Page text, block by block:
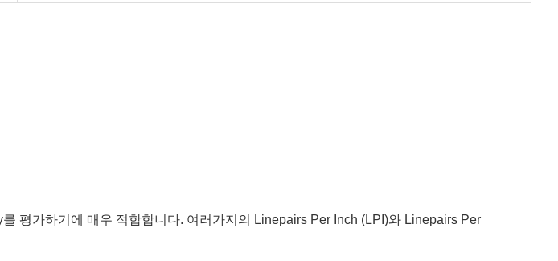
평가하기에 매우 적합합니다. 여러가지의 Linepairs Per Inch (LPI)와 Linepairs Per